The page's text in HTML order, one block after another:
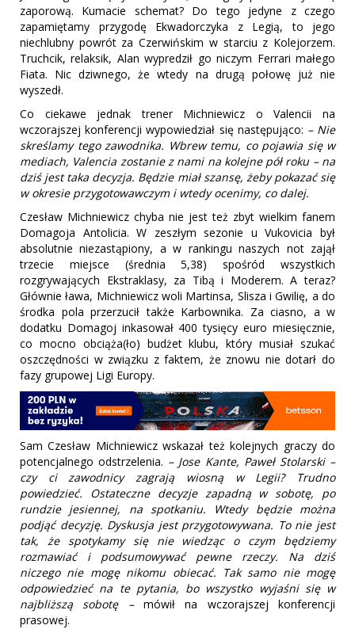
zaporową. Kumacie schemat? Do tego jedyne z czego
zapamiętamy przygodę Ekwadorczyka z Legią, to jego
niechlubny powrót za Czerwińskim w starciu z Kolejorzem.
Truchcik, relaksik, Alan wypredził go niczym Ferrari małego
Fiata. Nic dziwnego, że wtedy na drugą połowę już nie
wyszedł.
Co ciekawe jednak trener Michniewicz o Valencii na
wczorajszej konferencji wypowiedział się następująco: – Nie
skreślamy tego zawodnika. Wbrew temu, co pojawia się w
mediach, Valencia zostanie z nami na kolejne pół roku – na
dziś jest taka decyzja. Będzie miał szansę, żeby pokazać się
w okresie przygotowawczym i wtedy ocenimy, co dalej.
Czesław Michniewicz chyba nie jest też zbyt wielkim fanem
Domagoja Antolicia. W zeszłym sezonie u Vukovicia był
absolutnie niezastąpiony, a w rankingu naszych not zajął
trzecie miejsce (średnia 5,38) spośród wszystkich
rozgrywających Ekstraklasy, za Tibą i Moderem. A teraz?
Głównie ława, Michniewicz woli Martinsa, Slisza i Gwilię, a do
środka pola przerzucił także Karbownika. Za ciasno, a w
dodatku Domagoj inkasował 400 tysięcy euro miesięcznie,
co mocno obciąża(ło) budżet klubu, który musiał szukać
oszczędności w związku z faktem, że znowu nie dotarł do
fazy grupowej Ligi Europy.
Sam Czesław Michniewicz wskazał też kolejnych graczy do
potencjalnego odstrzelenia. – Jose Kante, Paweł Stolarski –
czy ci zawodnicy zagrają wiosną w Legii? Trudno
powiedzieć. Ostateczne decyzje zapadną w sobotę, po
rundzie jesiennej, na spotkaniu. Wtedy będzie można
podjąć decyzję. Dyskusja jest przygotowywana. To nie jest
tak, że spotykamy się nie wiedząc o czym będziemy
rozmawiać i podsumowywać pewne rzeczy. Na dziś
niczego nie mogę nikomu obiecać. Tak samo nie mogę
odpowiedzieć na te pytania, bo wszystko wyjaśni się w
najbliższą sobotę –mówił na wczorajszej konferencji
prasowej.